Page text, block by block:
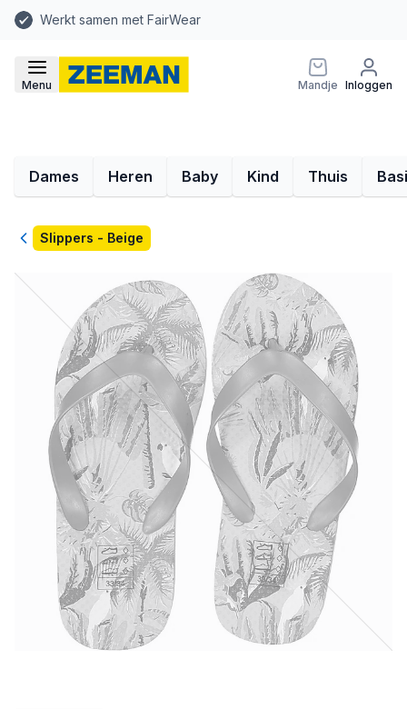
Werkt samen met FairWear
Menu Mandje Inloggen
Dames Heren Baby Kind Thuis
TerugSlippers - Beige